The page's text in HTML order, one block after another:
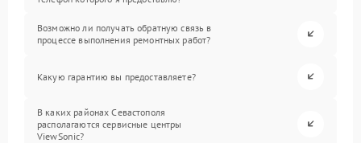
Возможно ли получать обратную связь в
процессе выполнения ремонтных работ?
Какую гарантию вы предоставляете?
В каких районах Севастополя
располагаются сервисные центры
ViewSonic?